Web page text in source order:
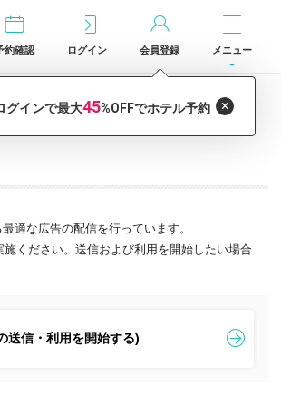
約確認 ログイン 会員登録 メニュー
適な広告の配信を行っています。
ください。送信および利用を開始したい場合
送信・利用を開始する)